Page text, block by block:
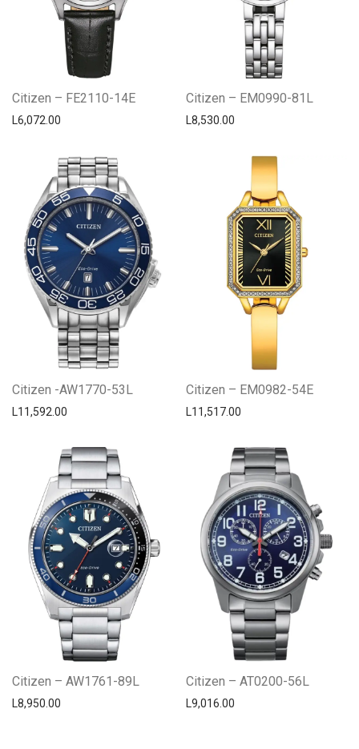
Citizen – FE2110-14E
L6,072.00
Citizen – EM0990-81L
L8,530.00
Citizen -AW1770-53L
L11,592.00
Citizen – EM0982-54E
L11,517.00
Citizen – AW1761-89L
L8,950.00
Citizen – AT0200-56L
L9,016.00